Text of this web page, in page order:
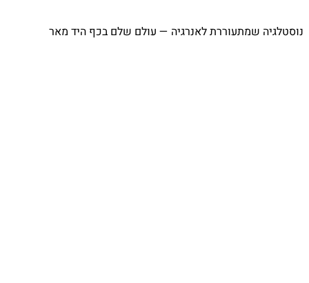
שמתעוררת לאנרגיה — עולם שלם בכף היד מאר